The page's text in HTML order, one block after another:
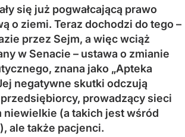
się już pogwałcającą prawo
o ziemi. Teraz dochodzi do tego –
przez Sejm, a więc wciąż
w Senacie – ustawa o zmianie
znana jako „Apteka
negatywne skutki odczują
prowadzący sieci
niewielkie (a takich jest wśród
ale także pacjenci.